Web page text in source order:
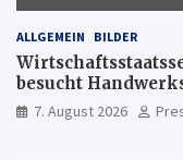
ALLGEMEIN BILDER
besucht
Freiburg
7. August 2026